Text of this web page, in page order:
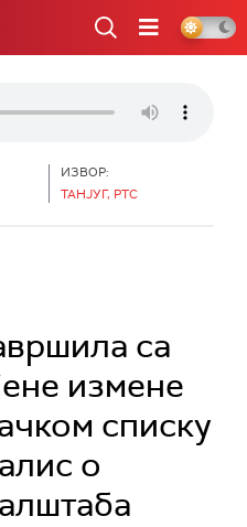
ИЗВОР:
ТАНЈУГ, РТС
са
измене
списку
о